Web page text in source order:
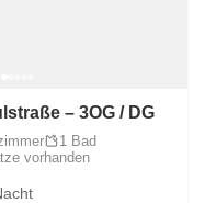
– 3OG / DG
1 Bad
vorhanden